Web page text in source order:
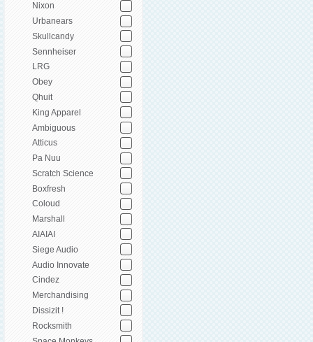
Nixon
Urbanears
Skullcandy
Sennheiser
LRG
Obey
Qhuit
King Apparel
Ambiguous
Atticus
Pa Nuu
Scratch Science
Boxfresh
Coloud
Marshall
AIAIAI
Siege Audio
Audio Innovate
Cindez
Merchandising
Dissizit !
Rocksmith